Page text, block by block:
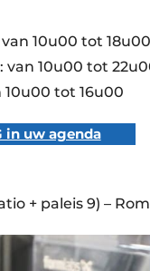
10u00 tot 18u00
van 10u00 tot
10u00 tot 16u00
in uw agenda
+ paleis 9) –